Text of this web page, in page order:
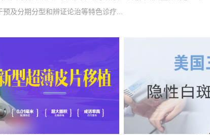
及分期分型和辨证论治等特色诊疗...